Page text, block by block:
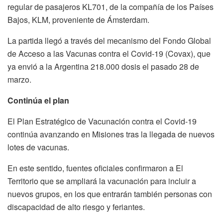
regular de pasajeros KL701, de la compañía de los Países
Bajos, KLM, proveniente de Ámsterdam.
La partida llegó a través del mecanismo del Fondo Global
de Acceso a las Vacunas contra el Covid-19 (Covax), que
ya envió a la Argentina 218.000 dosis el pasado 28 de
marzo.
Continúa el plan
El Plan Estratégico de Vacunación contra el Covid-19
continúa avanzando en Misiones tras la llegada de nuevos
lotes de vacunas.
En este sentido, fuentes oficiales confirmaron a El
Territorio que se ampliará la vacunación para incluir a
nuevos grupos, en los que entrarán también personas con
discapacidad de alto riesgo y feriantes.